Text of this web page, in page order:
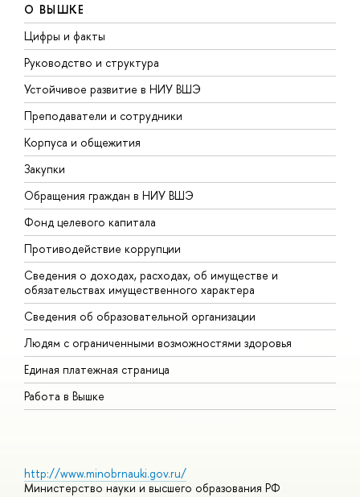
О ВЫШКЕ
Цифры и факты
Руководство и структура
Устойчивое развитие в НИУ ВШЭ
Преподаватели и сотрудники
Корпуса и общежития
Закупки
Обращения граждан в НИУ ВШЭ
Фонд целевого капитала
Противодействие коррупции
Сведения о доходах, расходах, об имуществе и
обязательствах имущественного характера
Сведения об образовательной организации
Людям с ограниченными возможностями здоровья
Единая платежная страница
Работа в Вышке
http://www.minobrnauki.gov.ru/
Министерство науки и высшего образования РФ